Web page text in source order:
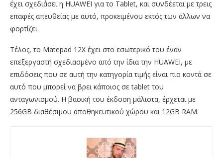
έχει σχεδιάσει η HUAWEI για το Tablet, και συνδέεται με τρεις
επαφές απευθείας με αυτό, προκειμένου εκτός των άλλων να
φορτίζει.
Τέλος, το Matepad 12X έχει στο εσωτερικό του έναν
επεξεργαστή σχεδιασμένο από την ίδια την HUAWEI, με
επιδόσεις που σε αυτή την κατηγορία τιμής είναι πιο κοντά σε
αυτό που μπορεί να βρει κάποιος σε tablet του
ανταγωνισμού. Η βασική του έκδοση μάλιστα, έρχεται με
256GB διαθέσιμου αποθηκευτικού χώρου και 12GB RAM.